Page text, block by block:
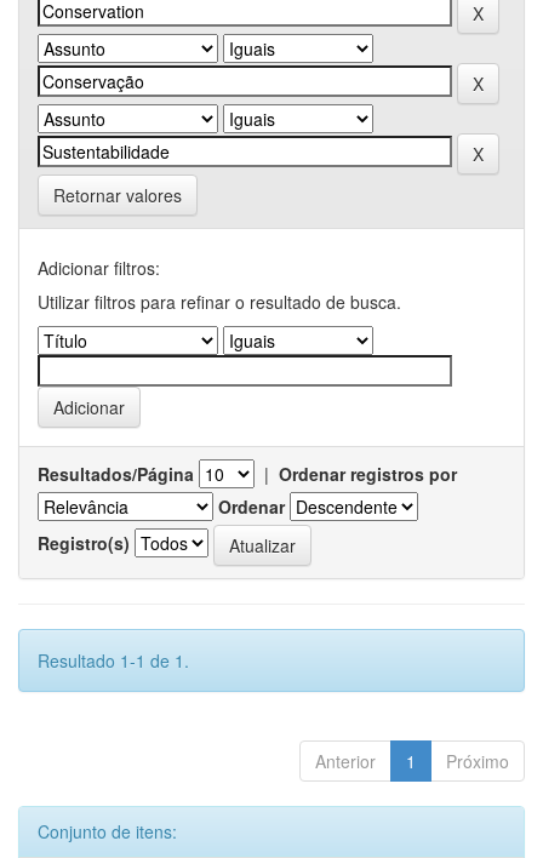
Retornar valores
Adicionar filtros:
Utilizar filtros para refinar o resultado de busca.
Resultados/Página | Ordenar registros por
Ordenar
Registro(s)
Resultado 1-1 de 1.
Anterior 1 Próximo
Conjunto de itens: